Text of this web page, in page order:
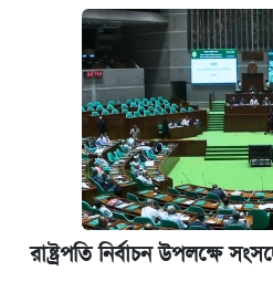
রাষ্ট্রপতি নির্বাচন উপলক্ষে